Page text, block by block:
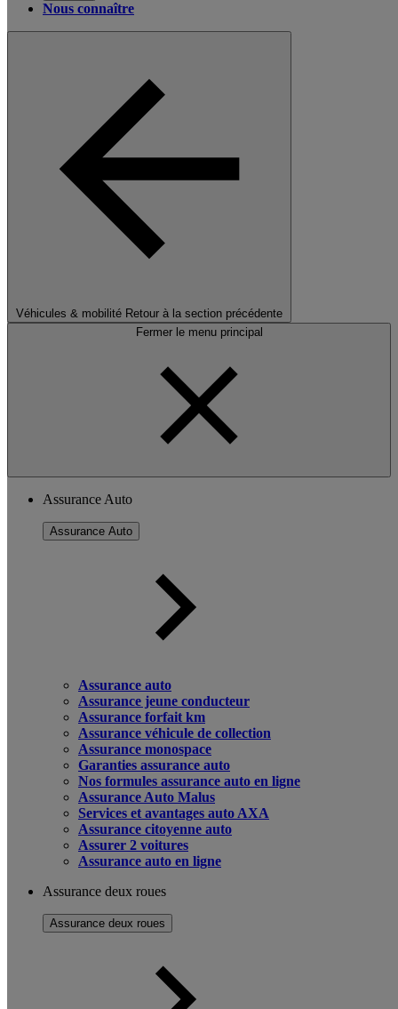
Nous connaître
Véhicules & mobilité Retour à la section précédente
Fermer le menu principal
Assurance Auto
Assurance Auto
Assurance auto
Assurance jeune conducteur
Assurance forfait km
Assurance véhicule de collection
Assurance monospace
Garanties assurance auto
Nos formules assurance auto en ligne
Assurance Auto Malus
Services et avantages auto AXA
Assurance citoyenne auto
Assurer 2 voitures
Assurance auto en ligne
Assurance deux roues
Assurance deux roues